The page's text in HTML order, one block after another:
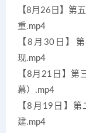
【8月26日】第
重.mp4
【8月30日】
现.mp4
【8月21日】第
幕）.mp4
【8月19日】
建.mp4